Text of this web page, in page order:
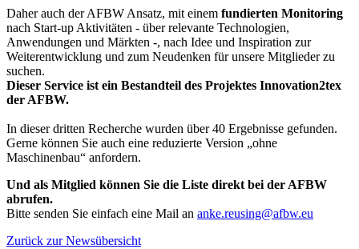
Daher auch der AFBW Ansatz, mit einem fundierten Monitoring
nach Start-up Aktivitäten - über relevante Technologien,
Anwendungen und Märkten -, nach Idee und Inspiration zur
Weiterentwicklung und zum Neudenken für unsere Mitglieder zu
suchen.
Dieser Service ist ein Bestandteil des Projektes Innovation2tex
der AFBW.
In dieser dritten Recherche wurden über 40 Ergebnisse gefunden.
Gerne können Sie auch eine reduzierte Version „ohne
Maschinenbau“ anfordern.
Und als Mitglied können Sie die Liste direkt bei der AFBW
abrufen.
Bitte senden Sie einfach eine Mail an anke.reusing@afbw.eu
Zurück zur Newsübersicht